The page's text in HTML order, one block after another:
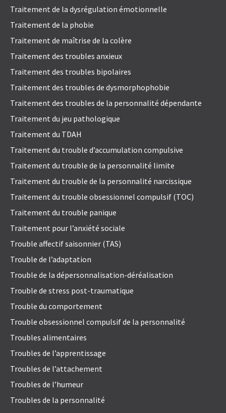
Traitement de la dysrégulation émotionnelle
Traitement de la phobie
Traitement de maîtrise de la colère
Traitement des troubles anxieux
Traitement des troubles bipolaires
Traitement des troubles de dysmorphophobie
Traitement des troubles de la personnalité dépendante
Traitement du jeu pathologique
Traitement du TDAH
Traitement du trouble d’accumulation compulsive
Traitement du trouble de la personnalité limite
Traitement du trouble de la personnalité narcissique
Traitement du trouble obsessionnel compulsif (TOC)
Traitement du trouble panique
Traitement pour l’anxiété sociale
Trouble affectif saisonnier (TAS)
Trouble de l’adaptation
Trouble de la dépersonnalisation-déréalisation
Trouble de stress post-traumatique
Trouble du comportement
Trouble obsessionnel compulsif de la personnalité
Troubles alimentaires
Troubles de l’apprentissage
Troubles de l’attachement
Troubles de l’humeur
Troubles de la personnalité